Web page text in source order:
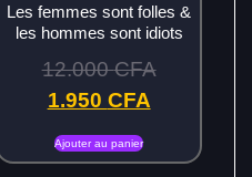
Les femmes sont folles &
les hommes sont idiots
12.000CFA
1.950 CFA
Ajouter au panier